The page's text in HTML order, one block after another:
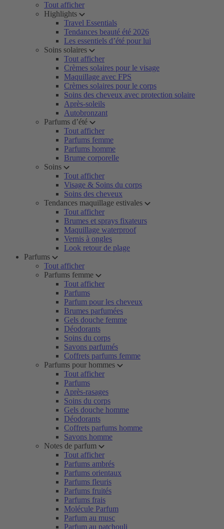
Tout afficher
Highlights
Travel Essentials
Tendances beauté été 2026
Les essentiels d’été pour lui
Soins solaires
Tout afficher
Crèmes solaires pour le visage
Maquillage avec FPS
Crèmes solaires pour le corps
Soins des cheveux avec protection solaire
Après-soleils
Autobronzant
Parfums d’été
Tout afficher
Parfums femme
Parfums homme
Brume corporelle
Soins
Tout afficher
Visage & Soins du corps
Soins des cheveux
Tendances maquillage estivales
Tout afficher
Brumes et sprays fixateurs
Maquillage waterproof
Vernis à ongles
Look retour de plage
Parfums
Tout afficher
Parfums femme
Tout afficher
Parfums
Parfum pour les cheveux
Brumes parfumées
Gels douche femme
Déodorants
Soins du corps
Savons parfumés
Coffrets parfums femme
Parfums pour hommes
Tout afficher
Parfums
Après-rasages
Soins du corps
Gels douche homme
Déodorants
Coffrets parfums homme
Savons homme
Notes de parfum
Tout afficher
Parfums ambrés
Parfums orientaux
Parfums fleuris
Parfums fruités
Parfums frais
Molécule Parfum
Parfum au musc
Parfum au patchouli